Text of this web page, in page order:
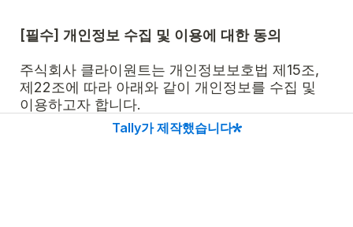
[필수] 개인정보 수집 및 이용에 대한 동의
주식회사 클라이원트는 개인정보보호법 제15조,
제22조에 따라 아래와 같이 개인정보를 수집 및
이용하고자 합니다.
- 수집 목적: 컨트롤 무료 체험 안내
Tally가 제작했습니다